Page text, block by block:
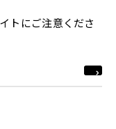
トにご注意くださ